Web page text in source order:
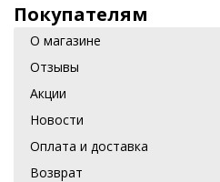
Покупателям
О магазине
Отзывы
Акции
Новости
Оплата и доставка
Возврат